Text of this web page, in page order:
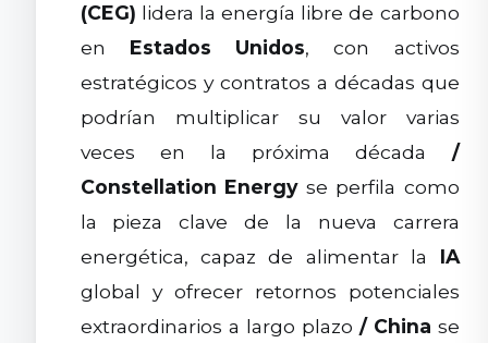
(CEG) lidera la energía libre de carbono
en Estados Unidos, con activos
estratégicos y contratos a décadas que
podrían multiplicar su valor varias
veces en la próxima década /
Constellation Energyse perfila como
la pieza clave de la nueva carrera
energética, capaz de alimentar la IA
global y ofrecer retornos potenciales
extraordinarios a largo plazo / China se